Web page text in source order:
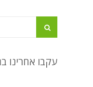
עקבו אחרינו